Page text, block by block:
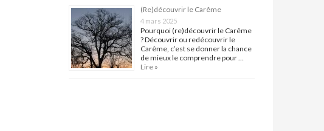
(Re)découvrir le Carême
4 mars 2025
Pourquoi (re)découvrir le Carême
? Découvrir ou redécouvrir le
Carême, c’est se donner la chance
de mieux le comprendre pour …
Lire »